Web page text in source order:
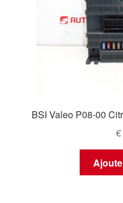
BSI Valeo P08-00
€